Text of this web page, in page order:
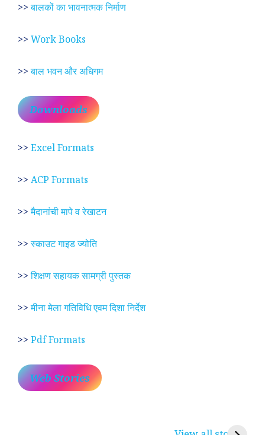
>>बालकों का भावनात्मक निर्माण
>> Work Books
>>बाल भवन और अधिगम
Downloads
>> Excel Formats
>> ACP Formats
>>मैदानांची मापे व रेखाटन
>>स्काउट गाइड ज्योति
>>शिक्षण सहायक सामग्री पुस्तक
>>मीना मेला गतिविधि एवम दिशा निर्देश
>> Pdf Formats
Web Stories
रामसा पीर, रुणेचा रा